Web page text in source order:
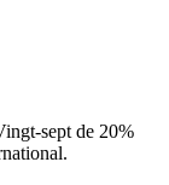
sept de 20%